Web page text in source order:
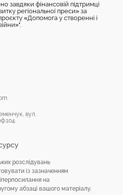
завдяки фінансовій підтримці
регіональної преси» за
«Допомога у створенні і
розслідувань
із зазначенням
на
абзаці вашого матеріалу.
вул.